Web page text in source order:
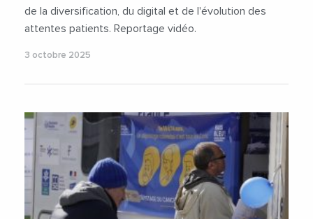
de la diversification, du digital et de l'évolution des
attentes patients. Reportage vidéo.
3 octobre 2025